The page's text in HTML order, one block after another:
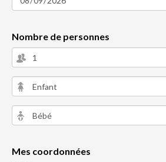
Nombre de personnes
Mes coordonnées